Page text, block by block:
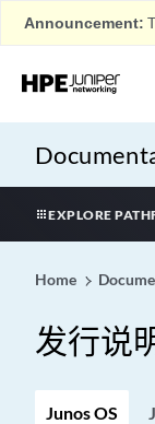
Announcement:
EXPLORE
Home
发行说
Junos OS